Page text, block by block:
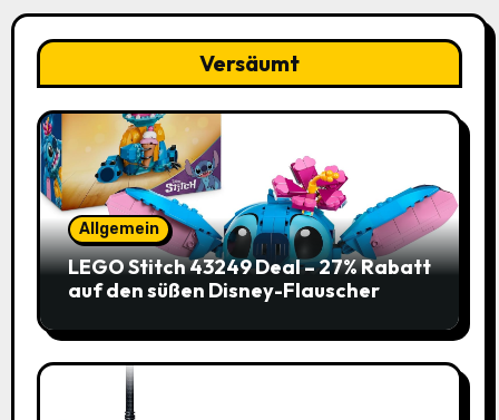
Versäumt
Allgemein
LEGO Stitch 43249 Deal – 27% Rabatt
auf den süßen Disney-Flauscher